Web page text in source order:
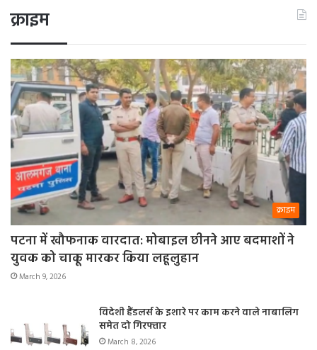
क्राइम
क्राइम
पटना में खौफनाक वारदात: मोबाइल छीनने आए बदमाशों ने
युवक को चाकू मारकर किया लहूलुहान
March 9, 2026
विदेशी हैंडलर्स के इशारे पर काम करने वाले नाबालिग
समेत दो गिरफ्तार
March 8, 2026